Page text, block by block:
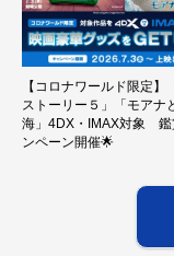
【コロナワールド限定】
ストーリー５」「モアナ
海」4DX・IMAX対象 鑑
ンペーン開催🌟